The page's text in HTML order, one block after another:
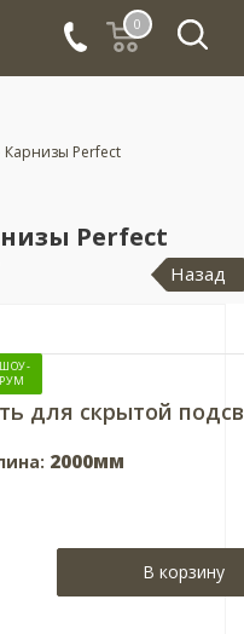
0
Карнизы Perfect
Perfect
Назад
ШОУ-
РУМ
для скрытой
2000мм
В корзину